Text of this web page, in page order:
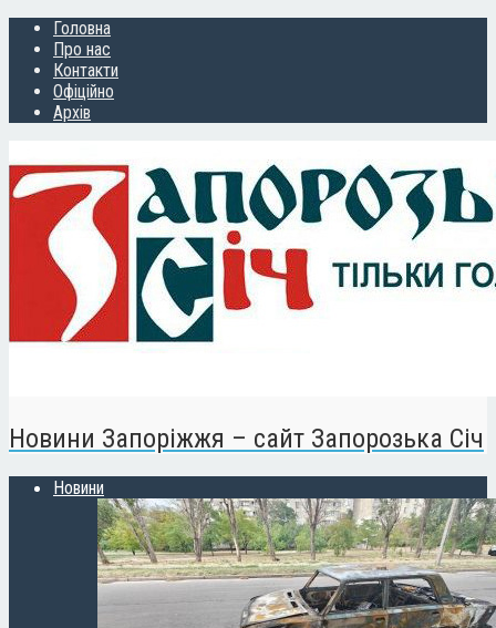
Головна
Про нас
Контакти
Офіційно
Архів
Новини Запоріжжя – сайт Запорозька Січ
Новини